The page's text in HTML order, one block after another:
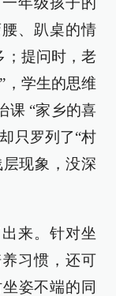
、趴桌的情
；提问时，老
，学生的思维
课 “家乡的喜
只罗列了“村
层现象，没深
来。针对坐
习惯，还可
姿不端的同